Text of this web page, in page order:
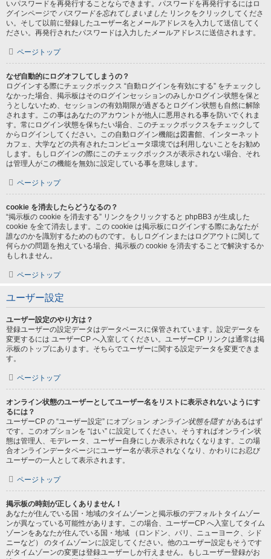
いパスワードを再発行することならできます。パスワードを再発行するにはロ
グインページで パスワードを忘れてしまいました リンクをクリックしてくださ
い。そして以前に登録したユーザー名とメールアドレスを入力して送信してく
ださい。再発行されたパスワードは入力したメールアドレスに送信されます。
ページトップ
なぜ自動的にログオフしてしまうの？
ログインする際にチェックボックス “自動ログインを有効にする” をチェックし
なかった場合、掲示板はそのログインセッションのみしかログイン状態を保と
うとしないため、セッションの有効期限が過ぎるとログイン状態も自然に解除
されます。この事はあなたのアカウントが他人に悪用される事を防いでくれま
す。常にログイン状態を保ちたい場合、このチェックボックスをチェックして
からログインしてください。この自動ログイン機能は図書館、インターネット
カフェ、大学などの共有されたコンピュータ環境では利用しないことをお勧め
します。もしログインの際にこのチェックボックスが表示されない場合、それ
は管理人がこの機能を無効に設定している事を意味します。
ページトップ
cookie を消去したらどうなるの？
“掲示板の cookie を消去する” リンクをクリックすると phpBB3 が生成した
cookie を全て消去します。この cookie は掲示板にログインする際にあなたが
誰なのかを識別するためのものです。もしログインまたはログアウトに関して
何らかの問題を抱えている場合、掲示板の cookie を消去することで解決するか
もしれません。
ページトップ
ユーザー設定
ユーザー設定のやり方は？
登録ユーザーの設定データはデータベースに保管されています。設定データを
変更するには ユーザーCP へ入室してください。ユーザーCP リンクは通常は掲
示板のトップにあります。そちらでユーザーに関する設定データを変更できま
す。
ページトップ
オンライン状態のユーザーとしてユーザー名をリストに表示されないようにす
るには？
ユーザーCP の “ユーザー設定” にオプション オンライン状態を隠すがあるはず
です。このオプションを “はい” に設定してください。そうすればオンライン状
態は管理人、モデレータ、ユーザー自身にしか表示されなくなります。この場
合オンラインデータページにユーザー名が表示されなくなり、かわりにお忍び
ユーザーの一人として表示されます。
ページトップ
掲示板の時刻が正しくありません！
あなたが住んでいる国・地域のタイムゾーンと掲示板のデフォルトタイムゾー
ンが異なっている可能性があります。この場合、ユーザーCP へ入室してタイム
ゾーンをあなたが住んでいる国・地域 （ロンドン、パリ、ニューヨーク、シド
ニーなど） のタイムゾーンに設定してください。他のユーザー設定もそうです
がタイムゾーンの変更は登録ユーザーしか行えません。もしユーザー登録がお